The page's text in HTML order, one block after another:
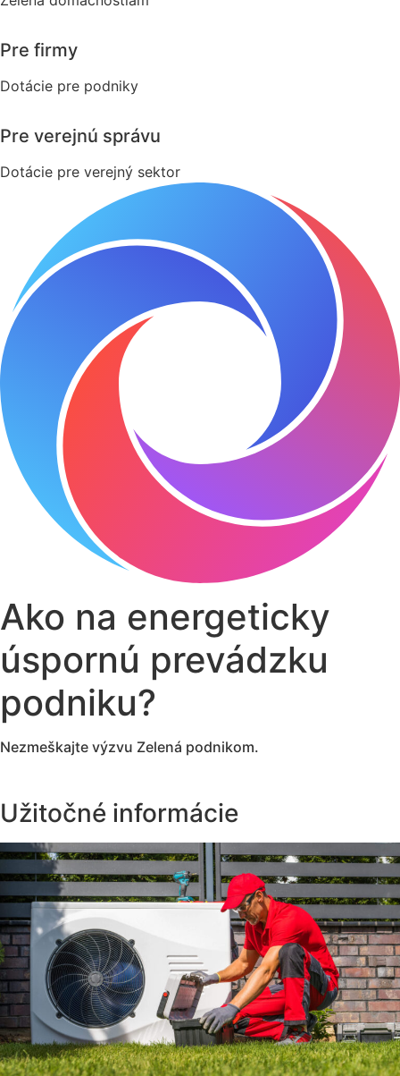
Pre firmy
Dotácie pre podniky
Pre verejnú správu
Dotácie pre verejný sektor
Ako na energeticky
úspornú prevádzku
podniku?
Nezmeškajte výzvu Zelená podnikom.
Užitočné informácie